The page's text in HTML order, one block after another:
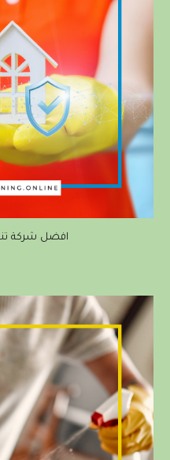
افضل شركة